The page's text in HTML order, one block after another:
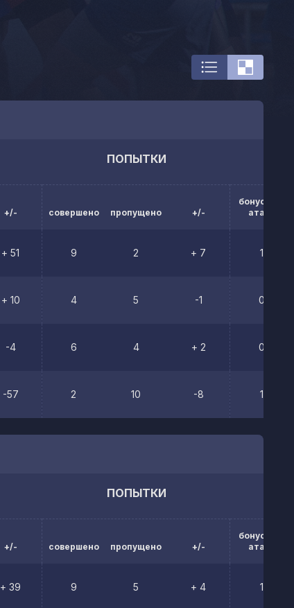
+/-
ПОПЫТКИ
совершено пропущено +/-
бонусы за
атаку
+ 51 9 2 + 7 1
+ 10 4 5 -1 0
-4 6 4 + 2 0
-57 2 10 -8 1
+/-
ПОПЫТКИ
совершено пропущено +/-
бонусы за
атаку
+ 39 9 5 + 4 1